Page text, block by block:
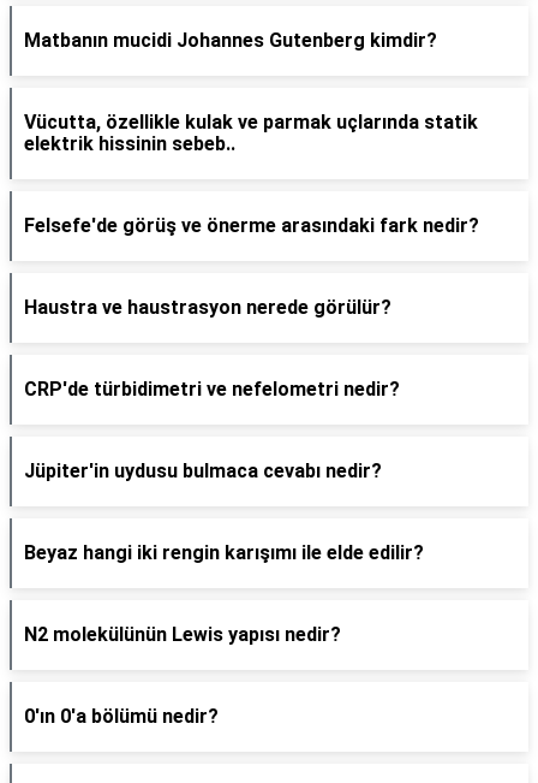
Matbanın mucidi Johannes Gutenberg kimdir?
Vücutta, özellikle kulak ve parmak uçlarında statik
elektrik hissinin sebeb..
Felsefe'de görüş ve önerme arasındaki fark nedir?
Haustra ve haustrasyon nerede görülür?
CRP'de türbidimetri ve nefelometri nedir?
Jüpiter'in uydusu bulmaca cevabı nedir?
Beyaz hangi iki rengin karışımı ile elde edilir?
N2 molekülünün Lewis yapısı nedir?
0'ın 0'a bölümü nedir?